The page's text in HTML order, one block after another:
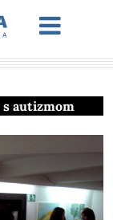
autizmom